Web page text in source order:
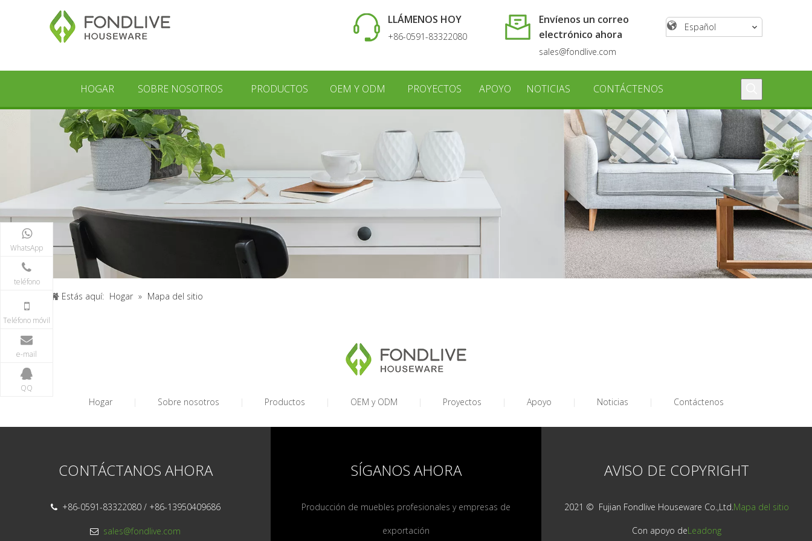
LLÁMENOS HOY
+86-0591-83322080
Envíenos un correo
electrónico ahora
sales@fondlive.com
Español
HOGAR SOBRE NOSOTROS PRODUCTOS OEM Y ODM PROYECTOS APOYO NOTICIAS CONTÁCTENOS
Estás aquí: Hogar » Mapa del sitio
Hogar | Sobre nosotros | Productos | OEM y ODM | Proyectos | Apoyo | Noticias | Contáctenos
WhatsApp
teléfono
Teléfono móvil
e-mail
QQ
CONTÁCTANOS AHORA
 +86-0591-83322080 / +86-13950409686
 sales@fondlive.com
SÍGANOS AHORA
Producción de muebles profesionales y empresas de
exportación
AVISO DE COPYRIGHT
2021 © ️ Fujian Fondlive Houseware Co.,Ltd.Mapa del sitio
Con apoyo deLeadong